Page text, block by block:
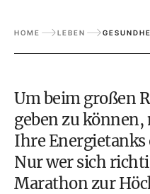
HOME LEBEN
Um beim großen
geben zu können,
Ihre
Nur wer sich
Marathon zur